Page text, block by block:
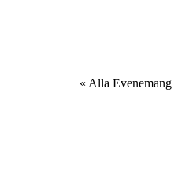
« Alla Evenemang